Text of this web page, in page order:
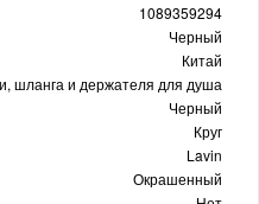
1089359294
Черный
Китай
шланга и держателя для душа
Черный
Круг
Lavin
Окрашенный